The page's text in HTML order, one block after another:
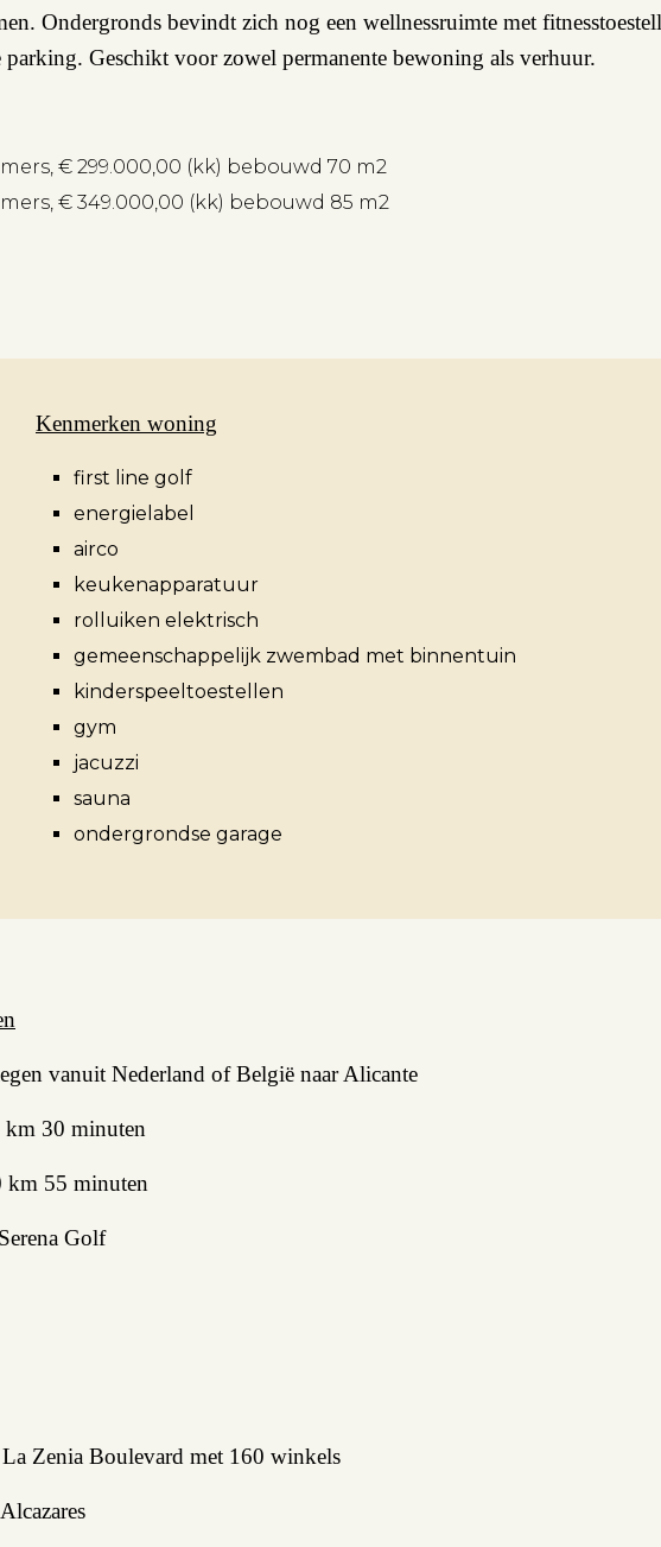
Over ons
Ondergronds bevindt zich nog een wellnessruimte met
parking. Geschikt voor zowel permanente bewoning als verhuur.
€ 299.000,00 (kk) bebouwd 70 m2
€ 349.000,00 (kk) bebouwd 85 m2
Kenmerken woning
first line golf
energielabel
airco
keukenapparatuur
rolluiken elektrisch
gemeenschappelijk zwembad met binnentuin
kinderspeeltoestellen
gym
jacuzzi
sauna
ondergrondse garage
vanuit Nederland of België naar Alicante
30 minuten
km 55 minuten
Golf
Zenia Boulevard met 160 winkels